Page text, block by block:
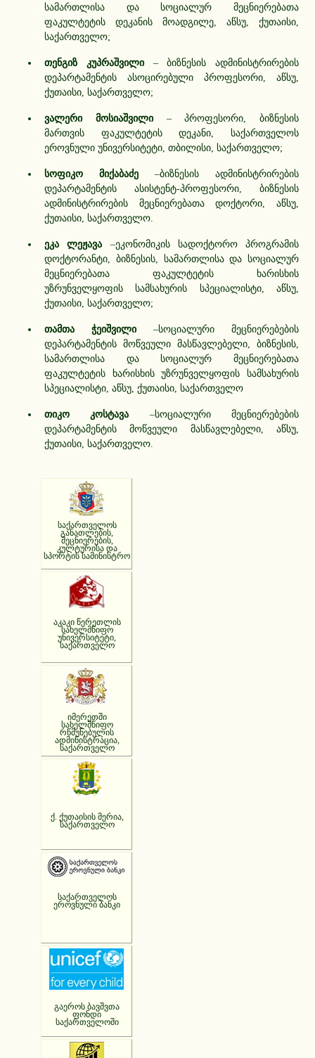
სამართლისა და სოციალურ მეცნიერებათა
ფაკულტეტის დეკანის მოადგილე, აწსუ, ქუთაისი,
საქართველო;
თენგიზ კუპრაშვილი– ბიზნესის ადმინისტრირების
დეპარტამენტის ასოცირებული პროფესორი, აწსუ,
ქუთაისი, საქართველო;
ვალერი მოსიაშვილი– პროფესორი, ბიზნესის
მართვის ფაკულტეტის დეკანი, საქართველოს
ეროვნული უნივერსიტეტი, თბილისი, საქართველო;
სოფიკო მიქაბაძე –ბიზნესის ადმინისტრირების
დეპარტამენტის ასისტენტ-პროფესორი, ბიზნესის
ადმინისტრირების მეცნიერებათა დოქტორი, აწსუ,
ქუთაისი, საქართველო.
ეკა ლეჟავა –ეკონომიკის სადოქტორო პროგრამის
დოქტორანტი, ბიზნესის, სამართლისა და სოციალურ
მეცნიერებათა ფაკულტეტის ხარისხის
უზრუნველყოფის სამსახურის სპეციალისტი, აწსუ,
ქუთაისი, საქართველო;
თამთა ჭეიშვილი–სოციალური მეცნიერებების
დეპარტამენტის მოწვეული მასწავლებელი, ბიზნესის,
სამართლისა და სოციალურ მეცნიერებათა
ფაკულტეტის ხარისხის უზრუნველყოფის სამსახურის
სპეციალისტი, აწსუ, ქუთაისი, საქართველო
თიკო კოსტავა –სოციალური მეცნიერებების
დეპარტამენტის მოწვეული მასწავლებელი, აწსუ,
ქუთაისი, საქართველო.
საქართველოს
განათლების,
მეცნიერების,
კულტურისა და
სპორტის სამინისტრო
აკაკი წერეთლის
სახელმწიფო
უნივერსიტეტი,
საქართველო
იმერეთში
სახელმწიფო
რწმუნებულის
ადმინისტრაცია,
საქართველო
ქ. ქუთაისის მერია,
საქართველო
საქართველოს
ეროვნული ბანკი
გაეროს ბავშვთა
ფონდი
საქართველოში